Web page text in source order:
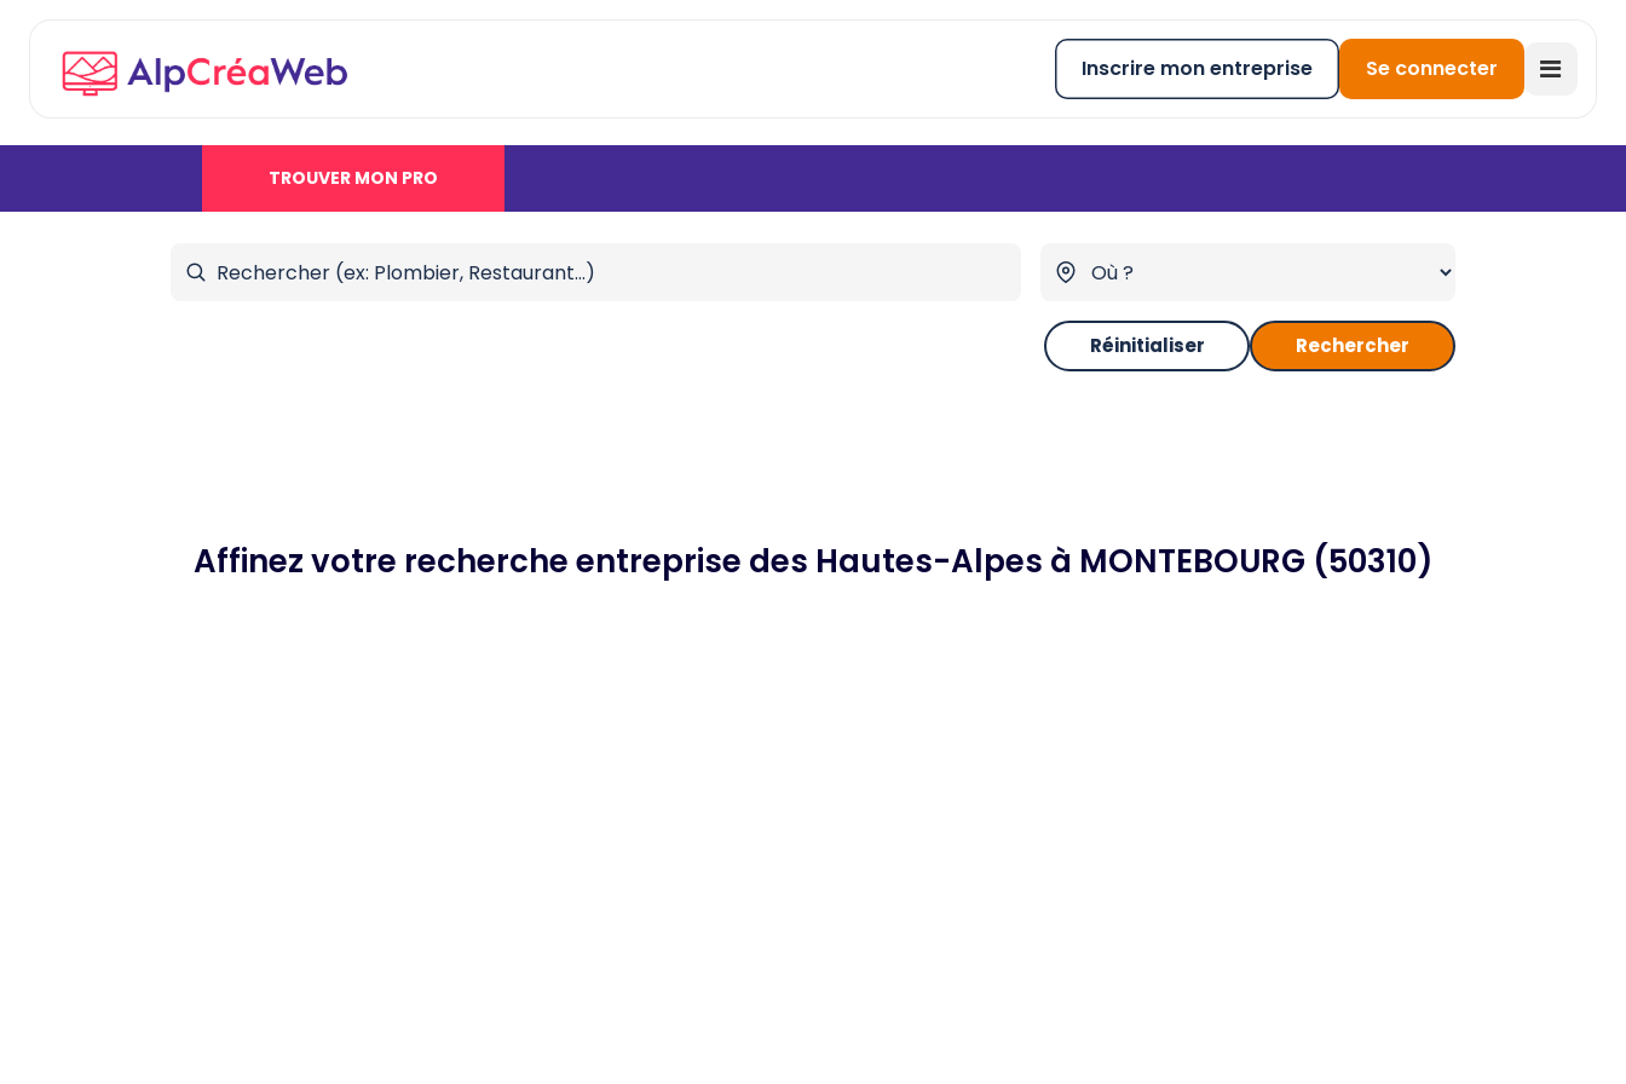
Inscrire mon entreprise Se connecter
TROUVER MON PRO
Réinitialiser Rechercher
Affinez votre rechercheentreprise des Hautes-Alpes à MONTEBOURG (50310)